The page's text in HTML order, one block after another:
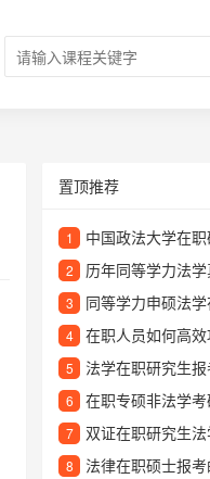
置顶推荐
1 中国政法大学在
2 历年同等学力法
3 同等学力申硕法
4 在职人员如何高效攻
5 法学在职研究生报考
6 在职专硕非法学考研报考
7 双证在职研究生法学值
8 法律在职硕士报